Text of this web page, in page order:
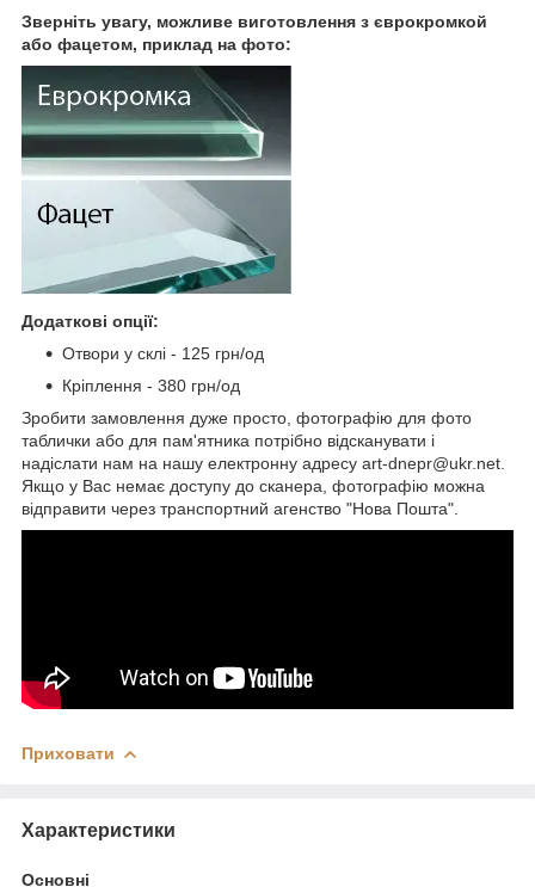
Зверніть увагу, можливе виготовлення з єврокромкой
або фацетом, приклад на фото:
Додаткові опції:
Отвори у склі - 125 грн/од
Кріплення - 380 грн/од
Зробити замовлення дуже просто, фотографію для фото
таблички або для пам'ятника потрібно відсканувати і
надіслати нам на нашу електронну адресу art-dnepr@ukr.net.
Якщо у Вас немає доступу до сканера, фотографію можна
відправити через транспортний агенство "Нова Пошта".
Приховати
Характеристики
Основні